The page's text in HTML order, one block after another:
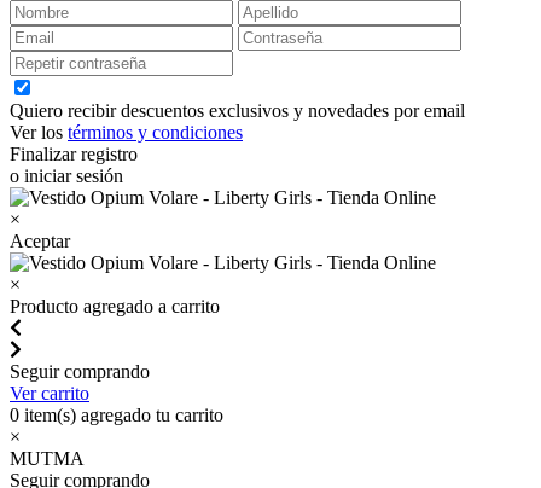
Quiero recibir descuentos exclusivos y novedades por email
Ver los términos y condiciones
Finalizar registro
o iniciar sesión
×
Aceptar
×
Producto agregado a carrito
Seguir comprando
Ver carrito
0 item(s) agregado tu carrito
×
MUTMA
Seguir comprando